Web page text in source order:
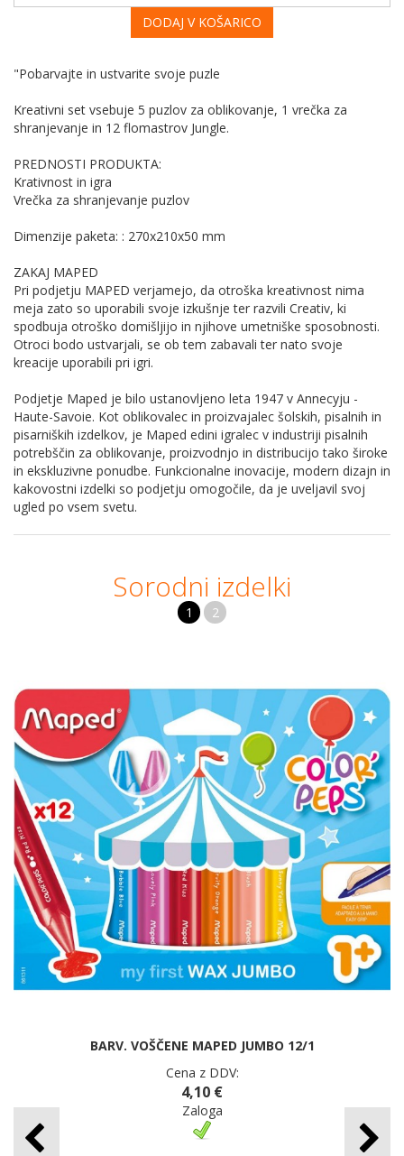
DODAJ V KOŠARICO
"Pobarvajte in ustvarite svoje puzle
Kreativni set vsebuje 5 puzlov za oblikovanje, 1 vrečka za
shranjevanje in 12 flomastrov Jungle.
PREDNOSTI PRODUKTA:
Krativnost in igra
Vrečka za shranjevanje puzlov
Dimenzije paketa: : 270x210x50 mm
ZAKAJ MAPED
Pri podjetju MAPED verjamejo, da otroška kreativnost nima
meja zato so uporabili svoje izkušnje ter razvili Creativ, ki
spodbuja otroško domišljijo in njihove umetniške sposobnosti.
Otroci bodo ustvarjali, se ob tem zabavali ter nato svoje
kreacije uporabili pri igri.
Podjetje Maped je bilo ustanovljeno leta 1947 v Annecyju -
Haute-Savoie. Kot oblikovalec in proizvajalec šolskih, pisalnih in
pisarniških izdelkov, je Maped edini igralec v industriji pisalnih
potrebščin za oblikovanje, proizvodnjo in distribucijo tako široke
in ekskluzivne ponudbe. Funkcionalne inovacije, modern dizajn in
kakovostni izdelki so podjetju omogočile, da je uveljavil svoj
ugled po vsem svetu.
Sorodni izdelki
1 2
BARV. VOŠČENE MAPED JUMBO 12/1
Cena z DDV:
4,10 €
Zaloga